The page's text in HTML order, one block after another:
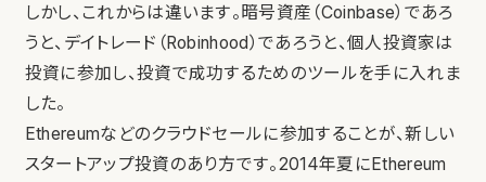
しかし、これからは違います。暗号資産（Coinbase）であろ
うと、デイトレード（Robinhood）であろうと、個人投資家は
投資に参加し、投資で成功するためのツールを手に入れま
した。
Ethereumなどのクラウドセールに参加することが、新しい
スタートアップ投資のあり方です。2014年夏にEthereum